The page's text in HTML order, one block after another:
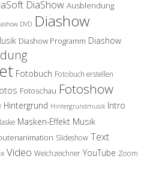
DiaShow Ausblendung
DVD Diashow
Diashow Programm Diashow
Fotobuch Fotobuch erstellen
Fotoschau Fotoshow
Hintergrund Hintergrundmusik Intro
Masken-Effekt Musik
Slideshow Text
Video Weichzeichner YouTube Zoom